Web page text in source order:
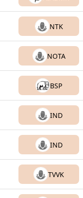
NTK
NOTA
BSP
IND
IND
TVVK